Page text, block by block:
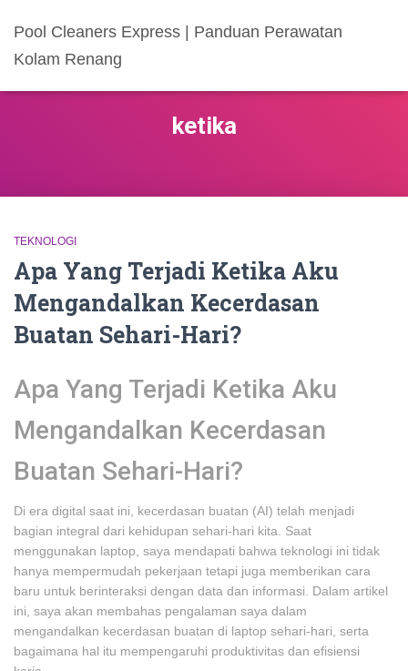
Pool Cleaners Express | Panduan Perawatan
Kolam Renang
ketika
TEKNOLOGI
Apa Yang Terjadi Ketika Aku
Mengandalkan Kecerdasan
Buatan Sehari-Hari?
Apa Yang Terjadi Ketika Aku
Mengandalkan Kecerdasan
Buatan Sehari-Hari?
Di era digital saat ini, kecerdasan buatan (AI) telah menjadi
bagian integral dari kehidupan sehari-hari kita. Saat
menggunakan laptop, saya mendapati bahwa teknologi ini tidak
hanya mempermudah pekerjaan tetapi juga memberikan cara
baru untuk berinteraksi dengan data dan informasi. Dalam artikel
ini, saya akan membahas pengalaman saya dalam
mengandalkan kecerdasan buatan di laptop sehari-hari, serta
bagaimana hal itu mempengaruhi produktivitas dan efisiensi